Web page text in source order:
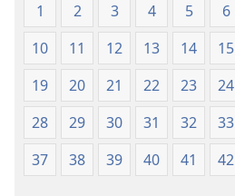
1 2 3 4 5 6
10
11 12 13 14 15
19
20 21 22 23 24
28
29 30 31 32 33
37
38 39 40 41 42